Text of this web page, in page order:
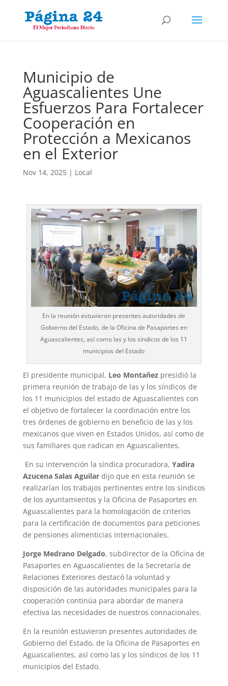
Municipio de
Aguascalientes Une
Esfuerzos Para Fortalecer
Cooperación en
Protección a Mexicanos
en el Exterior
Nov 14, 2025| Local
En la reunión estuvieron presentes autoridades de
Gobierno del Estado, de la Oficina de Pasaportes en
Aguascalientes, así como las y los síndicos de los 11
municipios del Estado
El presidente municipal, Leo Montañez presidió la
primera reunión de trabajo de las y los síndicos de
los 11 municipios del estado de Aguascalientes con
el objetivo de fortalecer la coordinación entre los
tres órdenes de gobierno en beneficio de las y los
mexicanos que viven en Estados Unidos, así como de
sus familiares que radican en Aguascalientes.
En su intervención la síndica procuradora, Yadira
Azucena Salas Aguilar dijo que en esta reunión se
realizarían los trabajos pertinentes entre los síndicos
de los ayuntamientos y la Oficina de Pasaportes en
Aguascalientes para la homologación de criterios
para la certificación de documentos para peticiones
de pensiones alimenticias internacionales.
Jorge Medrano Delgado, subdirector de la Oficina de
Pasaportes en Aguascalientes de la Secretaría de
Relaciones Exteriores destacó la voluntad y
disposición de las autoridades municipales para la
cooperación continúa para abordar de manera
efectiva las necesidades de nuestros connacionales.
En la reunión estuvieron presentes autoridades de
Gobierno del Estado, de la Oficina de Pasaportes en
Aguascalientes, así como las y los síndicos de los 11
municipios del Estado.